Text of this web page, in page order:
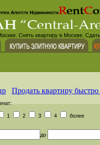
Снять квартиру в Москве.
Продать квартиру
1 2 3 4
более
до